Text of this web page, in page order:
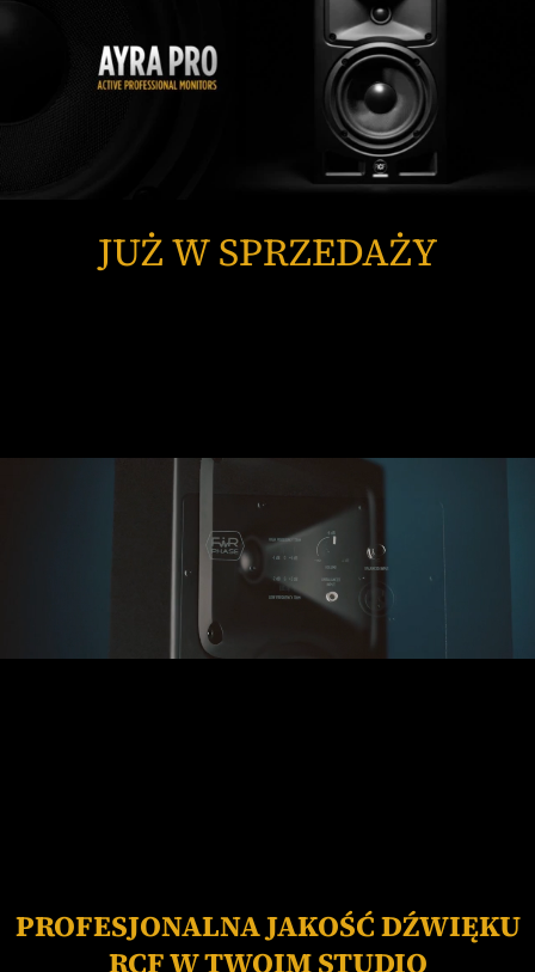
JUŻ W SPRZEDAŻY
PROFESJONALNA JAKOŚĆ DŹWIĘKU
RCF W TWOIM STUDIO